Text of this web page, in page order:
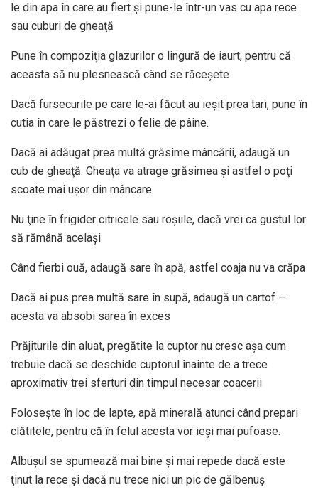
le din apa în care au fiert şi pune-le într-un vas cu apa rece
sau cuburi de gheaţă
Pune în compoziţia glazurilor o lingură de iaurt, pentru că
aceasta să nu plesnească când se răceşete
Dacă fursecurile pe care le-ai făcut au ieşit prea tari, pune în
cutia în care le păstrezi o felie de pâine.
Dacă ai adăugat prea multă grăsime mâncării, adaugă un
cub de gheaţă. Gheaţa va atrage grăsimea şi astfel o poţi
scoate mai uşor din mâncare
Nu ţine în frigider citricele sau roşiile, dacă vrei ca gustul lor
să rămână acelaşi
Când fierbi ouă, adaugă sare în apă, astfel coaja nu va crăpa
Dacă ai pus prea multă sare în supă, adaugă un cartof –
acesta va absobi sarea în exces
Prăjiturile din aluat, pregătite la cuptor nu cresc aşa cum
trebuie dacă se deschide cuptorul înainte de a trece
aproximativ trei sferturi din timpul necesar coacerii
Foloseşte în loc de lapte, apă minerală atunci când prepari
clătitele, pentru că în felul acesta vor ieşi mai pufoase.
Albuşul se spumează mai bine şi mai repede dacă este
ţinut la rece şi dacă nu trece nici un pic de gălbenuş